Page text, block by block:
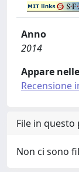
Anno
2014
Appare
Recensione
File in
Non ci sono